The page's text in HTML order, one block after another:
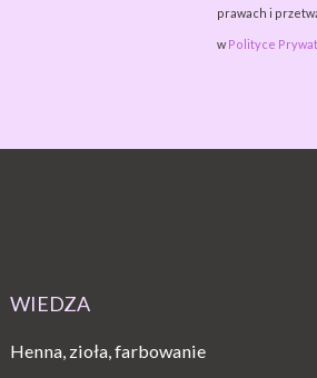
prawach i
w Polityce
WIEDZA
Henna, zioła, farbowanie